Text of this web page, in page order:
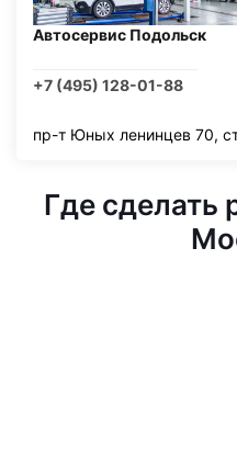
Автосервис Подольск
+7 (495) 128-01-88
пр-т Юных ленинцев 70,
Где сделать